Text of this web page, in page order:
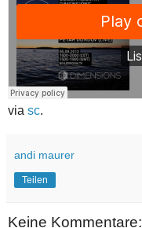
via sc.
andi maurer
Teilen
Keine Kommentare: